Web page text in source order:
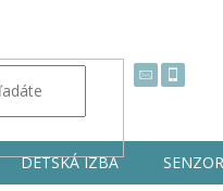
DETSKÁ IZBA